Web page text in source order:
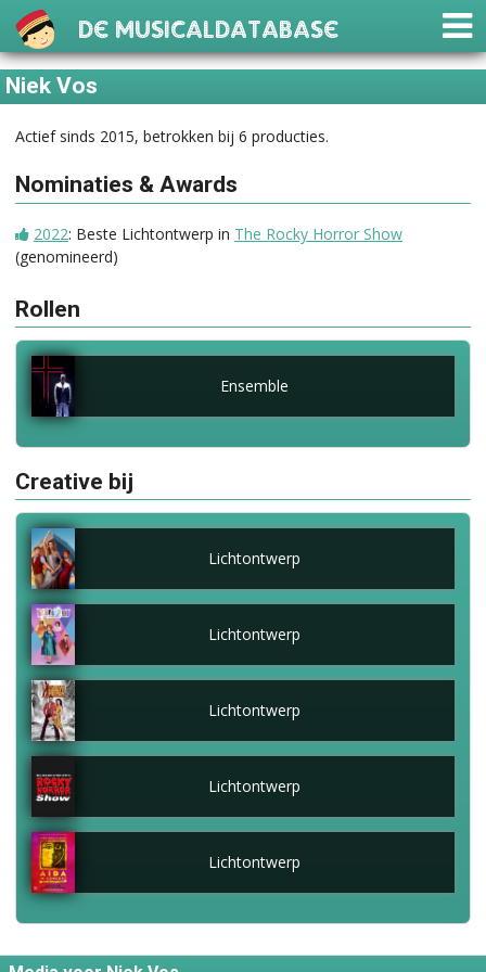
De Musicaldatabase
Niek Vos
Actief sinds 2015, betrokken bij 6 producties.
Nominaties & Awards
2022: Beste Lichtontwerp in The Rocky Horror Show
(genomineerd)
Rollen
Ensemble
Creative bij
Lichtontwerp
Lichtontwerp
Lichtontwerp
Lichtontwerp
Lichtontwerp